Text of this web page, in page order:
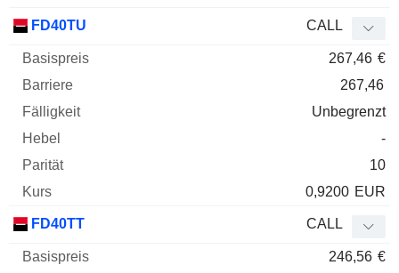
FD40TU CALL
267,46 €
267,46
Unbegrenzt
-
10
0,9200 EUR
FD40TT CALL
246,56 €